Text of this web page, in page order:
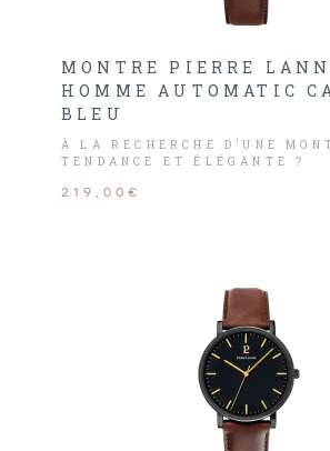
MONTRE PIERRE
HOMME AUTOMATIC
BLEU
À LA RECHERCHE D’UNE
TENDANCE ET ÉLÉGANTE ?
219,00€